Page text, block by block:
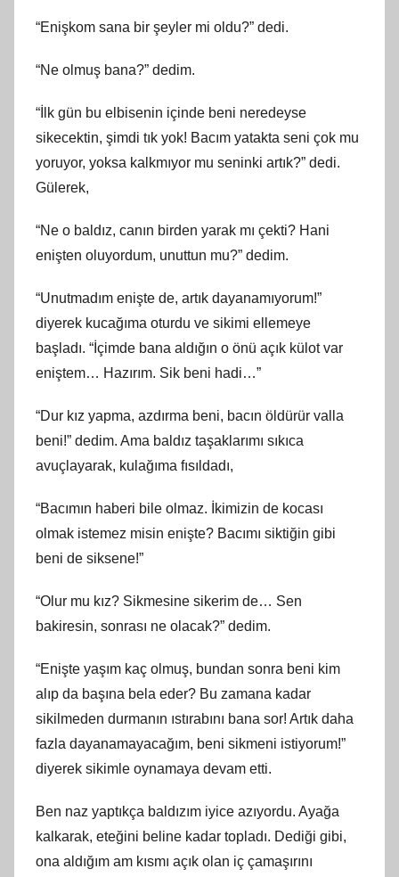
“Enişkom sana bir şeyler mi oldu?” dedi.
“Ne olmuş bana?” dedim.
“İlk gün bu elbisenin içinde beni neredeyse
sikecektin, şimdi tık yok! Bacım yatakta seni çok mu
yoruyor, yoksa kalkmıyor mu seninki artık?” dedi.
Gülerek,
“Ne o baldız, canın birden yarak mı çekti? Hani
enişten oluyordum, unuttun mu?” dedim.
“Unutmadım enişte de, artık dayanamıyorum!”
diyerek kucağıma oturdu ve sikimi ellemeye
başladı. “İçimde bana aldığın o önü açık külot var
eniştem… Hazırım. Sik beni hadi…”
“Dur kız yapma, azdırma beni, bacın öldürür valla
beni!” dedim. Ama baldız taşaklarımı sıkıca
avuçlayarak, kulağıma fısıldadı,
“Bacımın haberi bile olmaz. İkimizin de kocası
olmak istemez misin enişte? Bacımı siktiğin gibi
beni de siksene!”
“Olur mu kız? Sikmesine sikerim de… Sen
bakiresin, sonrası ne olacak?” dedim.
“Enişte yaşım kaç olmuş, bundan sonra beni kim
alıp da başına bela eder? Bu zamana kadar
sikilmeden durmanın ıstırabını bana sor! Artık daha
fazla dayanamayacağım, beni sikmeni istiyorum!”
diyerek sikimle oynamaya devam etti.
Ben naz yaptıkça baldızım iyice azıyordu. Ayağa
kalkarak, eteğini beline kadar topladı. Dediği gibi,
ona aldığım am kısmı açık olan iç çamaşırını